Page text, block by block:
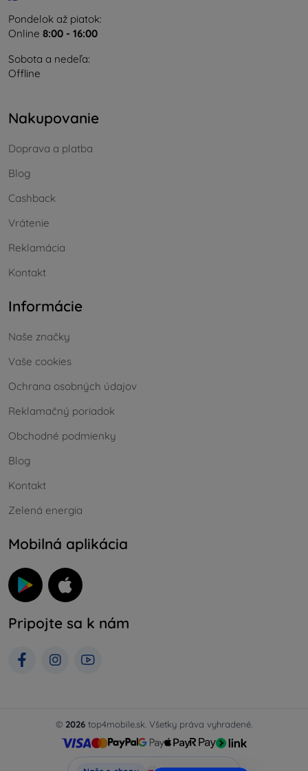
Pondelok až piatok:
Online 8:00 - 16:00
Sobota a nedeľa:
Offline
Nakupovanie
Doprava a platba
Blog
Cashback
Vrátenie
Reklamácia
Kontakt
Informácie
Naše značky
Vaše cookies
Ochrana osobných údajov
Reklamačný poriadok
Obchodné podmienky
Blog
Kontakt
Zelená energia
Mobilná aplikácia
Pripojte sa k nám
© 2026 top4mobile.sk. Všetky práva vyhradené.